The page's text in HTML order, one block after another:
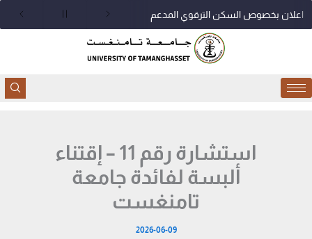
اعلان بخصوص السكن الترقوي المدعم
استشارة رقم 11 – إقتناء
ألبسة لفائدة جامعة
تامنغست
2026-06-09